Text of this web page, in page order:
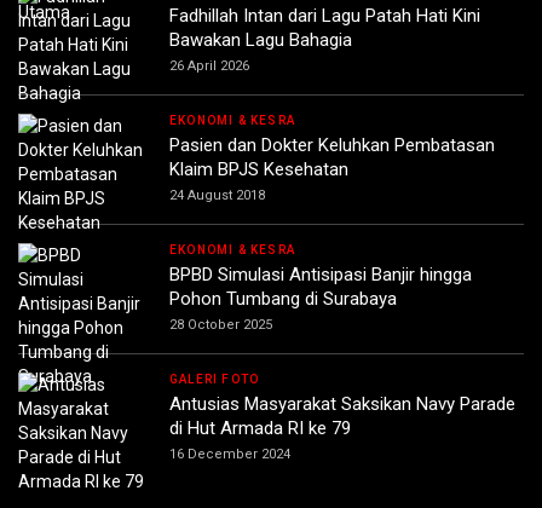
Fadhillah Intan dari Lagu Patah Hati Kini
Bawakan Lagu Bahagia
26 April 2026
EKONOMI & KESRA
Pasien dan Dokter Keluhkan Pembatasan
Klaim BPJS Kesehatan
24 August 2018
EKONOMI & KESRA
BPBD Simulasi Antisipasi Banjir hingga
Pohon Tumbang di Surabaya
28 October 2025
GALERI FOTO
Antusias Masyarakat Saksikan Navy Parade
di Hut Armada RI ke 79
16 December 2024